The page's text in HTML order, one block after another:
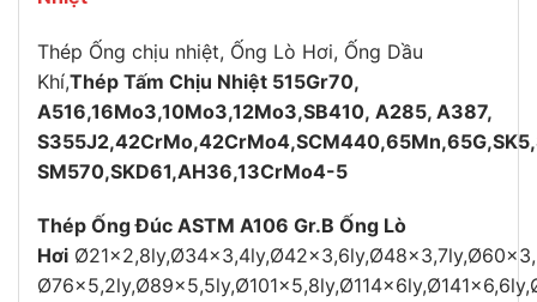
Thép Ống chịu nhiệt, Ống Lò Hơi, Ống Dầu
Khí,Thép Tấm Chịu Nhiệt 515Gr70,
A516,16Mo3,10Mo3,12Mo3,SB410, A285, A387,
SM570,SKD61,AH36,13CrMo4-5
Thép Ống Đúc ASTM A106 Gr.B Ống Lò
Hơi